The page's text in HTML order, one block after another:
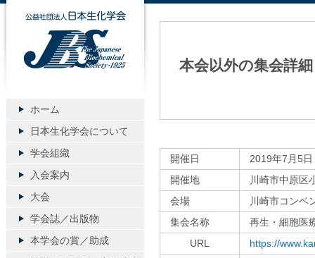
本会以外の集会詳細
開催日
2019年7月5日
開催地
川崎市中原区
会場
川崎市コンベ
集会名称
再生・細胞医
URL
https://
公益社団法人日本生化学会
ホーム
日本生化学会について
学会組織
入会案内
大会
学会誌／出版物
本学会の賞／助成